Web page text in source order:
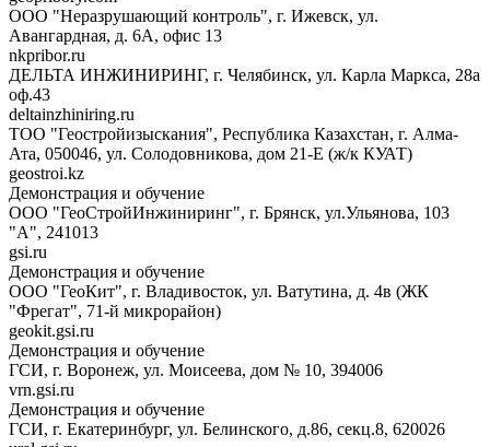
ООО "Неразрушающий контроль", г. Ижевск, ул.
Авангардная, д. 6A, офис 13
nkpribor.ru
ДЕЛЬТА ИНЖИНИРИНГ, г. Челябинск, ул. Карла Маркса, 28а
оф.43
deltainzhiniring.ru
ТОО "Геостройизыскания", Республика Казахстан, г. Алма-
Ата, 050046, ул. Солодовникова, дом 21-Е (ж/к КУАТ)
geostroi.kz
Демонстрация и обучение
ООО "ГеоСтройИнжиниринг", г. Брянск, ул.Ульянова, 103
"А", 241013
gsi.ru
Демонстрация и обучение
ООО "ГеоКит", г. Владивосток, ул. Ватутина, д. 4в (ЖК
"Фрегат", 71-й микрорайон)
geokit.gsi.ru
Демонстрация и обучение
ГСИ, г. Воронеж, ул. Моисеева, дом № 10, 394006
vrn.gsi.ru
Демонстрация и обучение
ГСИ, г. Екатеринбург, ул. Белинского, д.86, секц.8, 620026